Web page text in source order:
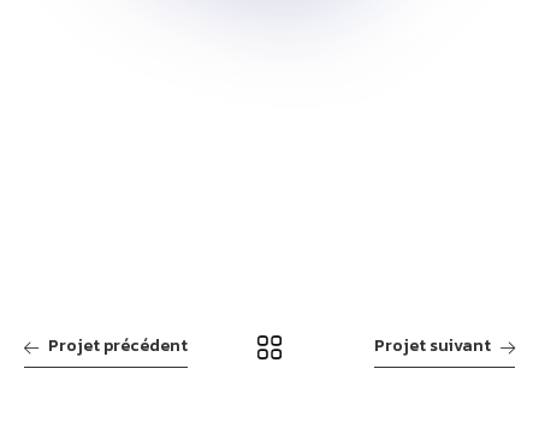
Projet précédent Projet suivant